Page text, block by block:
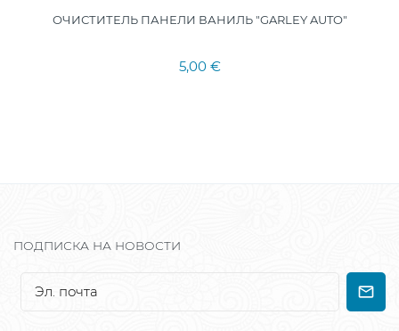
ОЧИСТИТЕЛЬ ПАНЕЛИ ВАНИЛЬ "GARLEY AUTO"
5,00 €
ПОДПИСКА НА НОВОСТИ